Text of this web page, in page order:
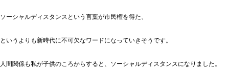
ソーシャルディスタンスという言葉が市民権を得た、
というよりも新時代に不可欠なワードになっていきそうです。
人間関係も私が子供のころからすると、ソーシャルディスタンスになりました。